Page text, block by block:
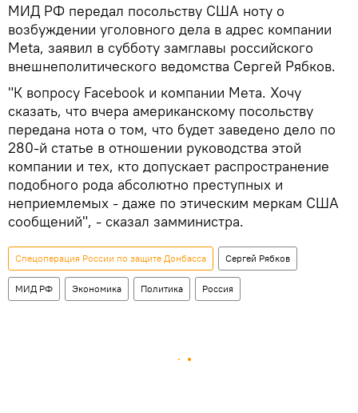
МИД РФ передал посольству США ноту о
возбуждении уголовного дела в адрес компании
Meta, заявил в субботу замглавы российского
внешнеполитического ведомства Сергей Рябков.
"К вопросу Facebook и компании Мета. Хочу
сказать, что вчера американскому посольству
передана нота о том, что будет заведено дело по
280-й статье в отношении руководства этой
компании и тех, кто допускает распространение
подобного рода абсолютно преступных и
неприемлемых - даже по этическим меркам США
сообщений", - сказал замминистра.
Спецоперация России по защите Донбасса Сергей Рябков
МИД РФ Экономика Политика Россия